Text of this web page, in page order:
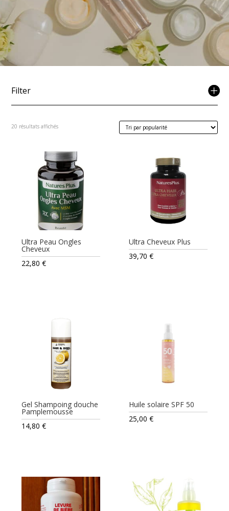
Filter
20 résultats affichésTrié
Ultra Peau Ongles
Cheveux
22,80€
Ultra Cheveux Plus
39,70€
Gel Shampoing douche
Pamplemousse
14,80€
Huile solaire SPF 50
25,00€